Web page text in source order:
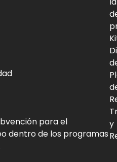
para el
dentro de los programas
y